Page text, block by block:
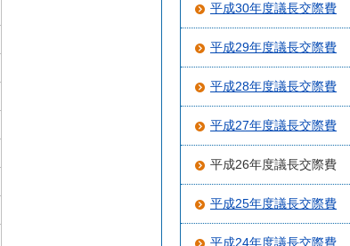
平成30年度議長交際費
平成29年度議長交際費
平成28年度議長交際費
平成27年度議長交際費
平成26年度議長交際費
平成25年度議長交際費
平成24年度議長交際費